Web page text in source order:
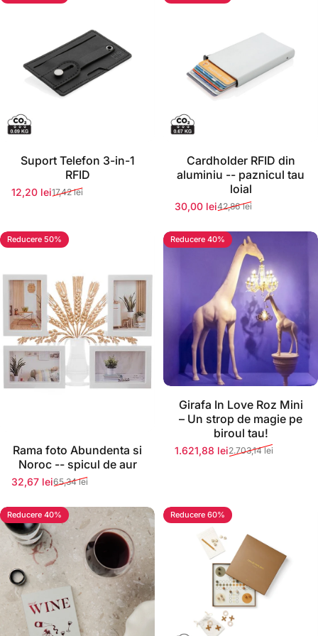
Stoc momentan epuizat
Suport Telefon 3-in-1
RFID
Preț redus
12,20 lei
Preț normal
17,42 lei
Stoc momentan epuizat
Cardholder RFID din
aluminiu -- paznicul tau
loial
Preț redus
30,00 lei
Preț normal42,86 lei
Reducere 50%
Rama foto Abundenta si
Noroc -- spicul de aur
Preț redus
32,67 lei
Preț normal65,34 lei
Reducere 40%
Stoc momentan epuizat
Girafa In Love Roz Mini
– Un strop de magie pe
biroul tau!
Preț redus
1.621,88 lei
Preț normal2.703,14 lei
Reducere 40% Reducere 60%